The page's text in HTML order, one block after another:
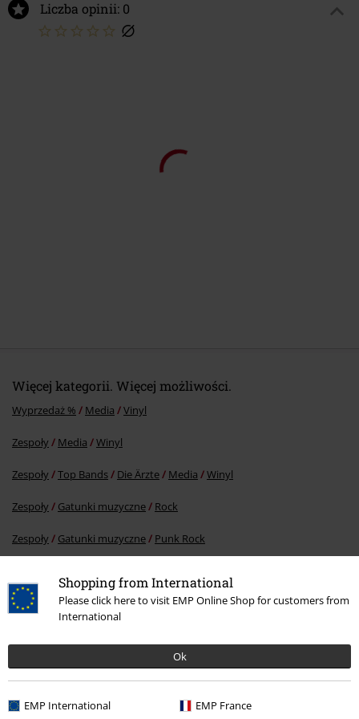
Shopping from International
Please click here to visit EMP Online Shop for customers from
International
Ok
EMP International EMP France
4. Miststück
Das finde ich gut
Liczba opinii: 0
Więcej kategorii. Więcej możliwości.
Wyprzedaż % Media Vinyl
Zespoły Media Winyl
Zespoły Top Bands Die Ärzte Media Winyl
Zespoły Gatunki muzyczne Rock
Zespoły Gatunki muzyczne Punk Rock
15%
Newsletter
Zapisz się teraz i zyskaj Voucher 15%Zobacz